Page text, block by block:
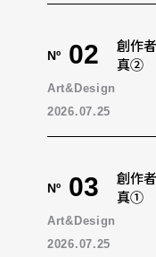
Nº 02
創作
真②
Art&Design
2026.07.25
Nº 03
創作
真①
Art&Design
2026.07.25